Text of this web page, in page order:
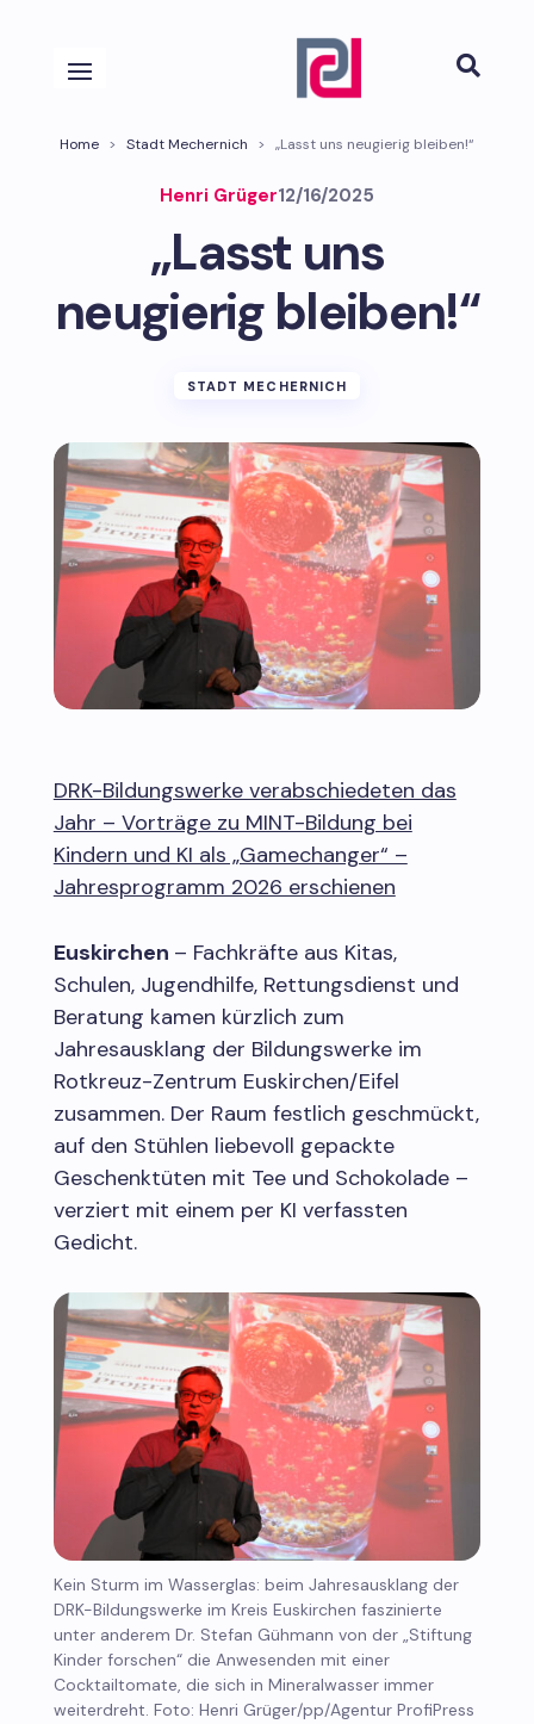

Home > Stadt Mechernich > „Lasst uns neugierig bleiben!“
Henri Grüger12/16/2025
„Lasst uns
neugierig bleiben!“
STADT MECHERNICH
DRK-Bildungswerke verabschiedeten das
Jahr – Vorträge zu MINT-Bildung bei
Kindern und KI als „Gamechanger“ –
Jahresprogramm 2026 erschienen
Euskirchen – Fachkräfte aus Kitas,
Schulen, Jugendhilfe, Rettungsdienst und
Beratung kamen kürzlich zum
Jahresausklang der Bildungswerke im
Rotkreuz-Zentrum Euskirchen/Eifel
zusammen. Der Raum festlich geschmückt,
auf den Stühlen liebevoll gepackte
Geschenktüten mit Tee und Schokolade –
verziert mit einem per KI verfassten
Gedicht.
Kein Sturm im Wasserglas: beim Jahresausklang der
DRK-Bildungswerke im Kreis Euskirchen faszinierte
unter anderem Dr. Stefan Gühmann von der „Stiftung
Kinder forschen“ die Anwesenden mit einer
Cocktailtomate, die sich in Mineralwasser immer
weiterdreht. Foto: Henri Grüger/pp/Agentur ProfiPress